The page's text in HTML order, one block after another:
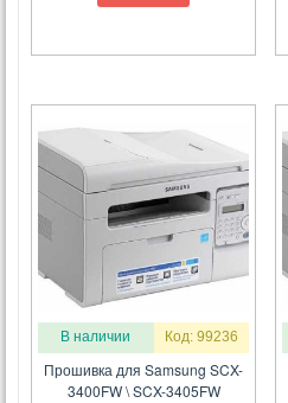
В наличии Код: 99236
Прошивка для Samsung SCX-
3400FW \ SCX-3405FW